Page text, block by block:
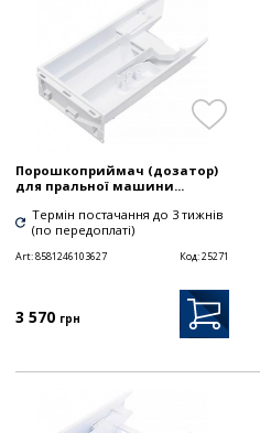
Порошкоприймач (дозатор)
для пральної машини...
Термін постачання до 3 тижнів
(по передоплаті)
Art:8581246103627 Код:25271
3 570 грн